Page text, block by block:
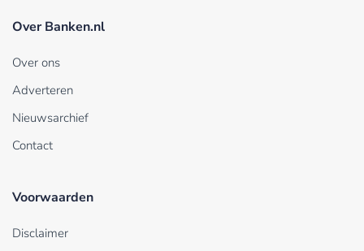
Over Banken.nl
Over ons
Adverteren
Nieuwsarchief
Contact
Voorwaarden
Disclaimer